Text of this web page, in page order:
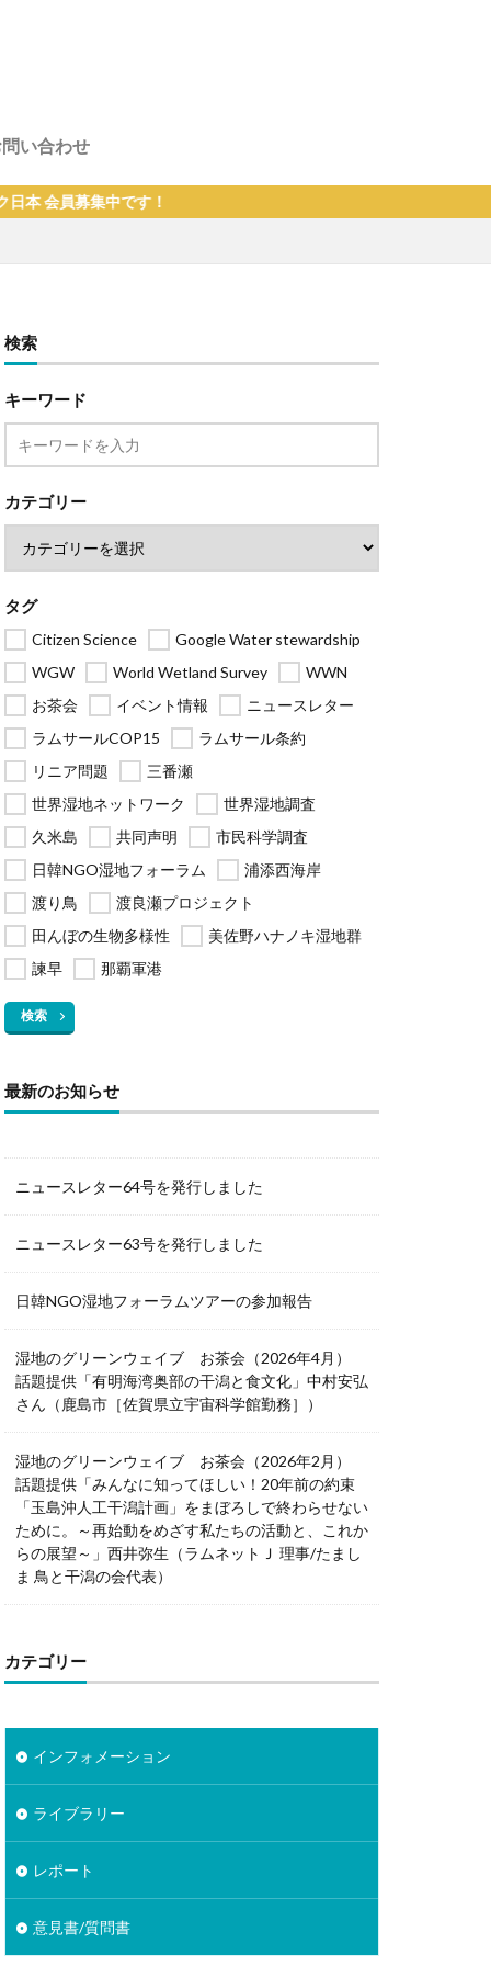
い合わせ
募集中です！
検索
キーワード
カテゴリー
タグ
Citizen Science
Google Water stewardship
WGW
World Wetland Survey
WWN
お茶会
イベント情報
ニュースレター
ラムサールCOP15
ラムサール条約
リニア問題
三番瀬
世界湿地ネットワーク
世界湿地調査
久米島
共同声明
市民科学調査
日韓NGO湿地フォーラム
浦添西海岸
渡り鳥
渡良瀬プロジェクト
田んぼの生物多様性
美佐野ハナノキ湿地群
諫早
那覇軍港
検索
最新のお知らせ
ニュースレター64号を発行しました
ニュースレター63号を発行しました
日韓NGO湿地フォーラムツアーの参加報告
湿地のグリーンウェイブ お茶会（2026年4月）
話題提供「有明海湾奥部の干潟と食文化」中村安弘
さん（鹿島市［佐賀県立宇宙科学館勤務］）
湿地のグリーンウェイブ お茶会（2026年2月）
話題提供「みんなに知ってほしい！20年前の約束
「玉島沖人工干潟計画」をまぼろしで終わらせない
ために。～再始動をめざす私たちの活動と、これか
らの展望～」西井弥生（ラムネットＪ 理事/たまし
ま 鳥と干潟の会代表）
カテゴリー
インフォメーション
ライブラリー
レポート
意見書/質問書